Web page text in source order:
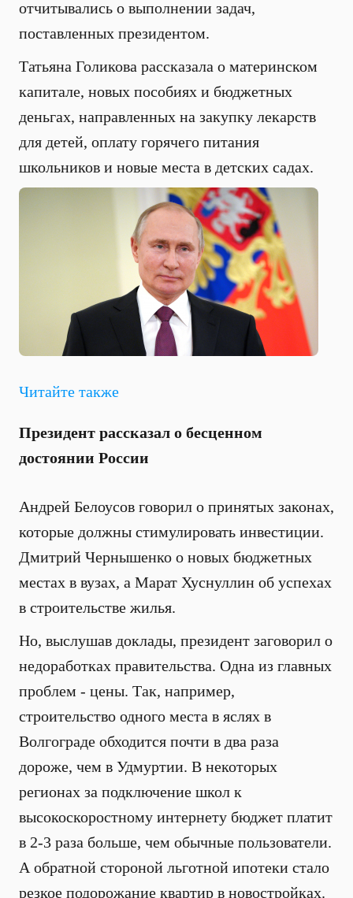
отчитывались о выполнении задач,
поставленных президентом.
Татьяна Голикова рассказала о материнском
капитале, новых пособиях и бюджетных
деньгах, направленных на закупку лекарств
для детей, оплату горячего питания
школьников и новые места в детских садах.
Читайте также
Президент рассказал о бесценном
достоянии России
Андрей Белоусов говорил о принятых законах,
которые должны стимулировать инвестиции.
Дмитрий Чернышенко о новых бюджетных
местах в вузах, а Марат Хуснуллин об успехах
в строительстве жилья.
Но, выслушав доклады, президент заговорил о
недоработках правительства. Одна из главных
проблем - цены. Так, например,
строительство одного места в яслях в
Волгограде обходится почти в два раза
дороже, чем в Удмуртии. В некоторых
регионах за подключение школ к
высокоскоростному интернету бюджет платит
в 2-3 раза больше, чем обычные пользователи.
А обратной стороной льготной ипотеки стало
резкое подорожание квартир в новостройках.